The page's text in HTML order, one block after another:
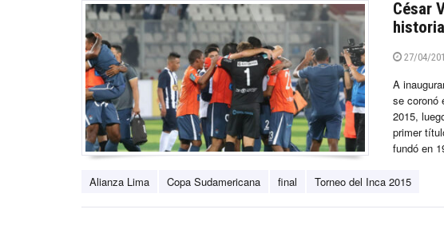
César
27/04/
A
se coronó
2015,
primer
fundó en
Alianza Lima Copa Sudamericana final Torneo del Inca 2015